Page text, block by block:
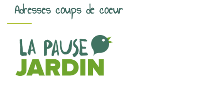
Adresses coups de coeur